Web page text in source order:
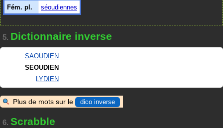
Fém. pl.
séoudiennes
5. Dictionnaire inverse
SAOUDIEN
SEOUDIEN
LYDIEN
Plus de mots sur le dico inverse
6. Scrabble